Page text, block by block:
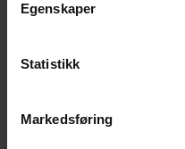
Egenskaper
Statistikk
Markedsføring
Frågor och svar
Teknisk data
Höjd (cm):3